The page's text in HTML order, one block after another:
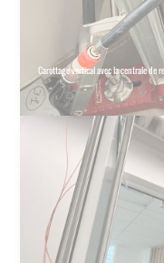
Carottage vertical avec la centrale de